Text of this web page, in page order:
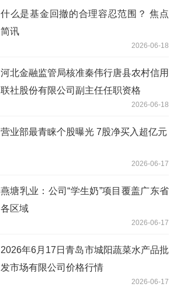
什么是基金回撤的合理容忍范围？ 焦点
简讯
2026-06-18
河北金融监管局核准秦伟行唐县农村信用
联社股份有限公司副主任任职资格
2026-06-18
营业部最青睐个股曝光 7股净买入超亿元
2026-06-17
燕塘乳业：公司“学生奶”项目覆盖广东省
各区域
2026-06-17
2026年6月17日青岛市城阳蔬菜水产品批
发市场有限公司价格行情
2026-06-17